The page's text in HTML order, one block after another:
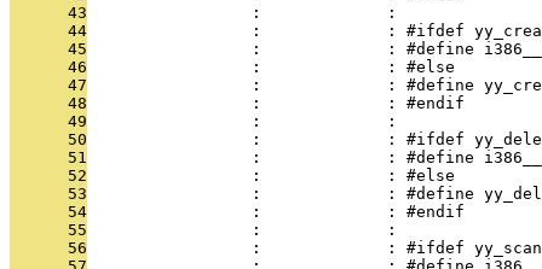
      43
                 :             :
      44
:             : #ifdef
      45
:             : #define
      46
                 :             : #else
      47
:             : #define
      48
                 :             : #endif
      49
                 :             :
      50
:             : #ifdef
      51
:             : #define
      52
                 :             : #else
      53
:             : #define
      54
                 :             : #endif
      55
                 :             :
      56
:             : #ifdef